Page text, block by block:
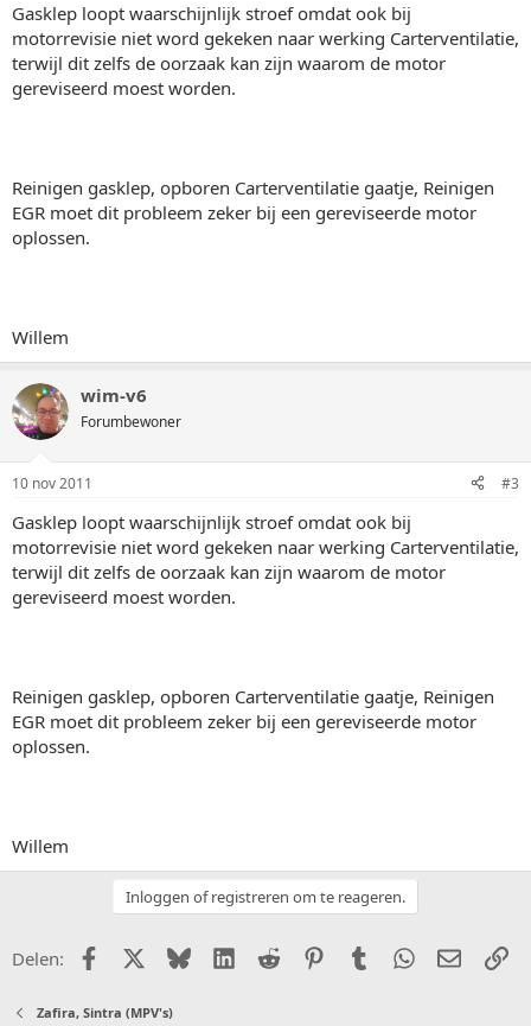
Gasklep loopt waarschijnlijk stroef omdat ook bij
motorrevisie niet word gekeken naar werking Carterventilatie,
terwijl dit zelfs de oorzaak kan zijn waarom de motor
gereviseerd moest worden.
Reinigen gasklep, opboren Carterventilatie gaatje, Reinigen
EGR moet dit probleem zeker bij een gereviseerde motor
oplossen.
Willem
wim-v6
Forumbewoner
10 nov 2011 #3
Gasklep loopt waarschijnlijk stroef omdat ook bij
motorrevisie niet word gekeken naar werking Carterventilatie,
terwijl dit zelfs de oorzaak kan zijn waarom de motor
gereviseerd moest worden.
Reinigen gasklep, opboren Carterventilatie gaatje, Reinigen
EGR moet dit probleem zeker bij een gereviseerde motor
oplossen.
Willem
Inloggen of registreren om te reageren.
Delen: FacebookX (Twitter)
BlueskyLinkedIn
Reddit PinterestTumblr WhatsApp
E-mail
Zafira, Sintra (MPV's)